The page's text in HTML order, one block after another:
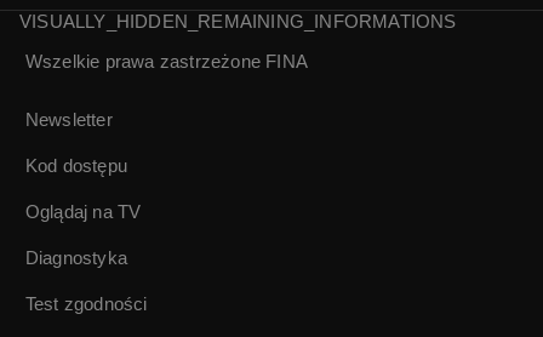
VISUALLY_HIDDEN_REMAINING_INFORMATIONS
Wszelkie prawa zastrzeżone FINA
Newsletter
Kod dostępu
Oglądaj na TV
Diagnostyka
Test zgodności